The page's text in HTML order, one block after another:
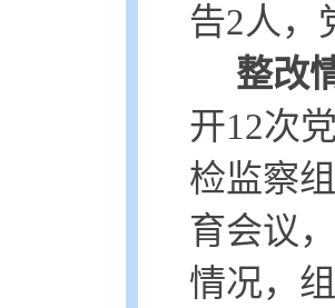
告2人，
整改
开12次
检监察组
育会议
情况，